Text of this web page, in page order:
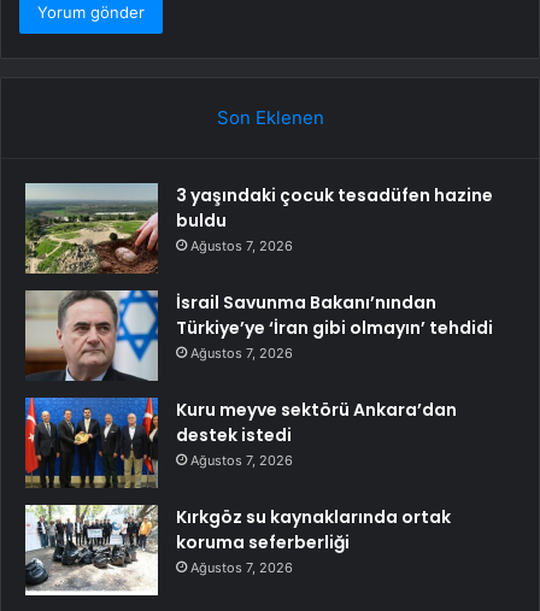
Son Eklenen
3 yaşındaki çocuk tesadüfen hazine
buldu
Ağustos 7, 2026
İsrail Savunma Bakanı’nından
Türkiye’ye ‘İran gibi olmayın’ tehdidi
Ağustos 7, 2026
Kuru meyve sektörü Ankara’dan
destek istedi
Ağustos 7, 2026
Kırkgöz su kaynaklarında ortak
koruma seferberliği
Ağustos 7, 2026